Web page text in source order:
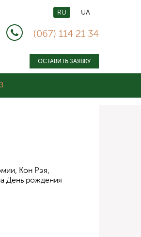
RU UA
(067) 114 21 34
ОСТАВИТЬ ЗАЯВКУ
Кон Рэя,
День рождения